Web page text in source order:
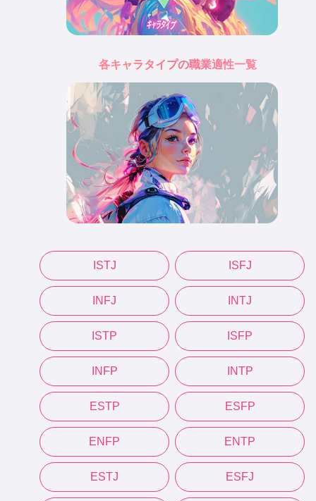
各キャラタイプの職業適性一覧
ISTJ ISFJ
INFJ INTJ
ISTP ISFP
INFP INTP
ESTP ESFP
ENFP ENTP
ESTJ ESFJ